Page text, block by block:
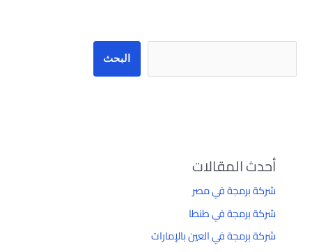
البحث
أحدث المقالات
شركة برمجة في مصر
شركة برمجة في طنطا
شركة برمجة في العين بالإمارات